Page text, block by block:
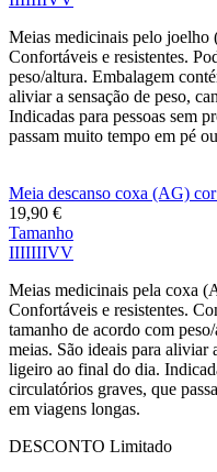
Meias medicinais pelo
Confortáveis e resistentes.
peso/altura. Embalagem
aliviar a sensação de peso,
Indicadas para pessoas sem
passam muito tempo em pé
Meia descanso coxa (AG)
19,90 €
Tamanho
IIIIIIIVV
Meias medicinais pela coxa
Confortáveis e resistentes.
tamanho de acordo com
meias. São ideais para aliviar
ligeiro ao final do dia.
circulatórios graves, que
em viagens longas.
DESCONTO Limitado